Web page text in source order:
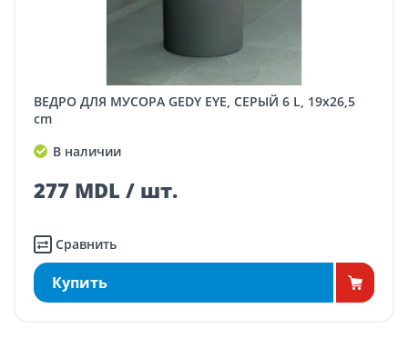
ВЕДРО ДЛЯ МУСОРА GEDY EYE, СЕРЫЙ 6 L, 19x26,5
cm
В наличии
277 MDL / шт.
Сравнить
Купить